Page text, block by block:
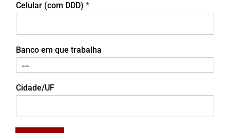
Celular (com DDD) *
Banco em que trabalha
Cidade/UF